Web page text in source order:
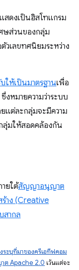
สดงเป็นฮิสโทแกรม
ษส่วนของกลุ่ม
วเลขทศนิยมระหว่าง
ให้เป็นมาตรฐานเพื่อ
หมายความว่าระบบ
แต่ละกลุ่มจะมีความ
ลุ่มให้สอดคล้องกัน
ยใต้สัญญาอนุญาต
าง (Creative
ากล
ะบุที่มาของครีเอทีฟคอม
ต Apache 2.0 เว้นแต่จะ